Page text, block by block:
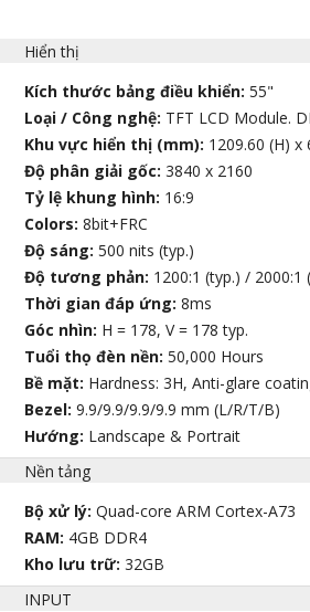
Hiển thị
Kích thước bảng điều khiển:55"
Loại / Công nghệ: TFT LCD Module.
Khu vực hiển thị (mm): 1209.60 (H) x
Độ phân giải gốc:3840 x 2160
Tỷ lệ khung hình: 16:9
Colors:8bit+FRC
Độ sáng:500 nits (typ.)
Độ tương phản: 1200:1 (typ.) / 2000:1
Thời gian đáp ứng:8ms
Góc nhìn: H = 178, V = 178 typ.
Tuổi thọ đèn nền:50,000 Hours
Bề mặt: Hardness: 3H, Anti-glare
Bezel:9.9/9.9/9.9/9.9 mm (L/R/T/B)
Hướng: Landscape & Portrait
Nền tảng
Bộ xử lý:Quad-core ARM Cortex-A73
RAM: 4GB DDR4
Kho lưu trữ:32GB
INPUT